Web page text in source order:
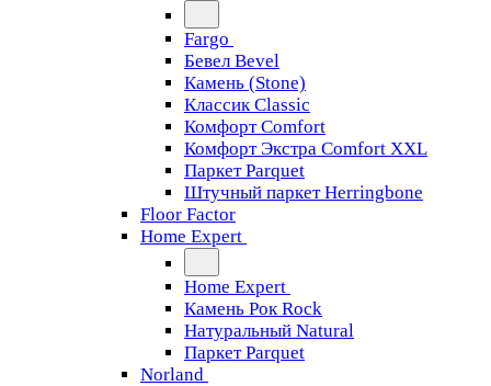
Fargo
Бевел Bevel
Камень (Stone)
Классик Classic
Комфорт Comfort
Комфорт Экстра Comfort XXL
Паркет Parquet
Штучный паркет Herringbone
Floor Factor
Home Expert
Home Expert
Камень Рок Rock
Натуральный Natural
Паркет Parquet
Norland